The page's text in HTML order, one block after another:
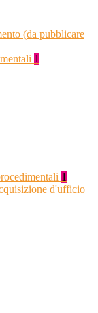
(da pubblicare
1
1
d'ufficio